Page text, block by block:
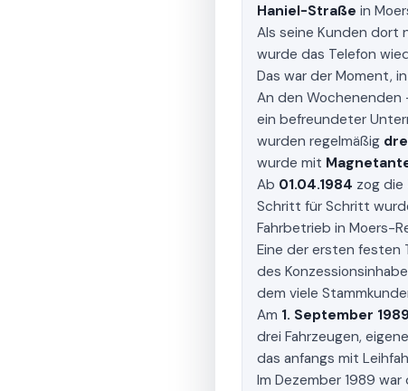
Haniel-Straße in
Als seine Kunden dort
wurde das Telefon
Das war der Moment,
An den Wochenenden
ein befreundeter
wurden regelmäßig
wurde mit
Ab 01.04.1984 zog die
Schritt für Schritt
Fahrbetrieb in Moers-
Eine der ersten festen
des
dem viele
Am 1. September 1989
drei Fahrzeugen,
das anfangs mit
Im Dezember 1989